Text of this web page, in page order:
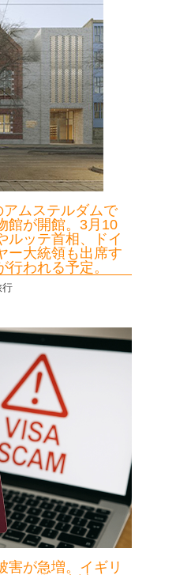
ムステルダムで
館が開館。3月10
ルッテ首相、ドイ
ー大統領も出席す
われる予定。
行
害が急増。イギリ